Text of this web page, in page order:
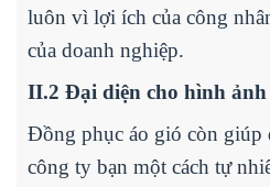
luôn vì lợi ích của công
của doanh nghiệp.
II.2 Đại diện cho hình ảnh
Đồng phục áo gió còn giúp
công ty bạn một cách tự